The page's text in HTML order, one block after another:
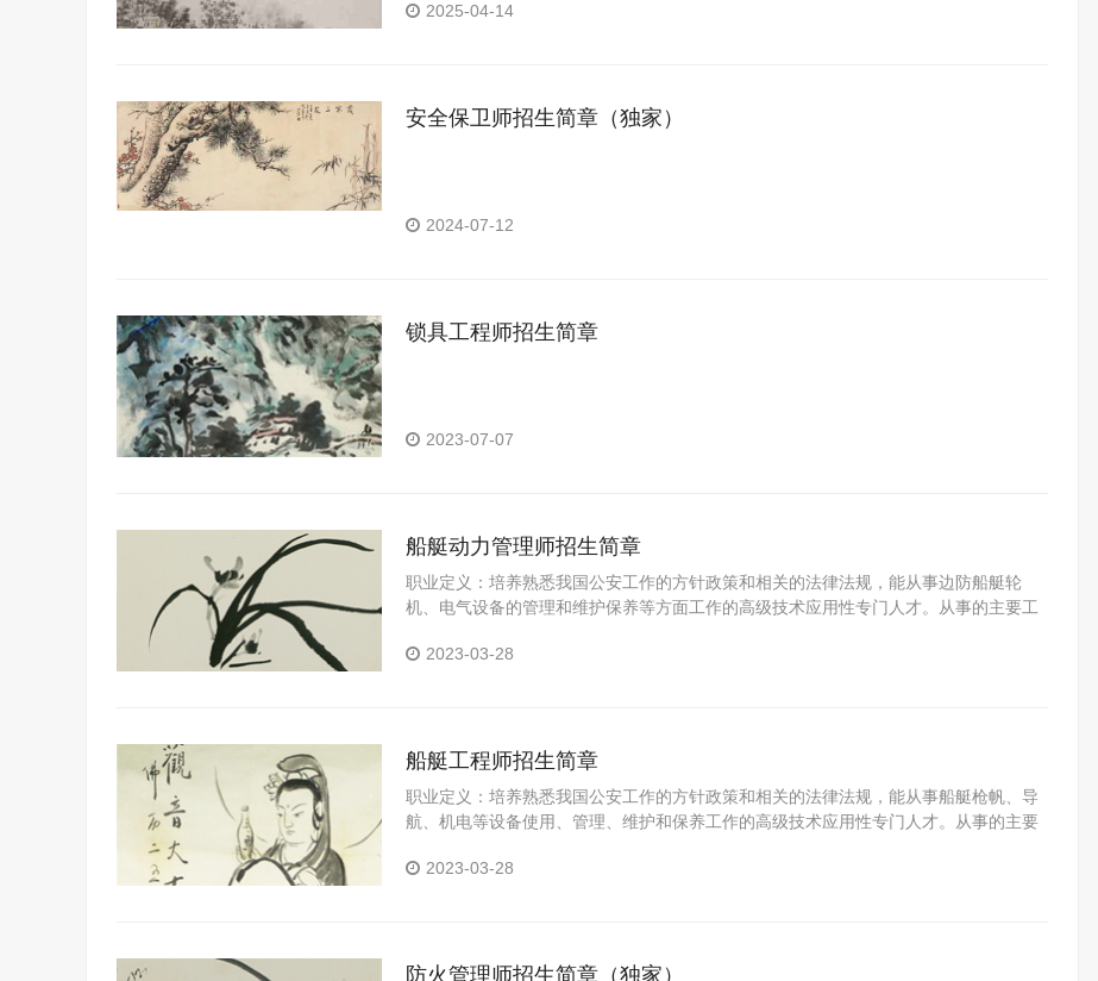
2025-04-14
安全保卫师招生简章（独家）
2024-07-12
锁具工程师招生简章
2023-07-07
船艇动力管理师招生简章
职业定义：培养熟悉我国公安工作的方针政策和相关的法律法规，能从事边防船艇轮
机、电气设备的管理和维护保养等方面工作的高级技术应用性专门人才。从事的主要工
力。2023-03-28
船艇工程师招生简章
职业定义：培养熟悉我国公安工作的方针政策和相关的法律法规，能从事船艇枪帆、导
航、机电等设备使用、管理、维护和保养工作的高级技术应用性专门人才。从事的主要
2023-03-28
防火管理师招生简章（独家）